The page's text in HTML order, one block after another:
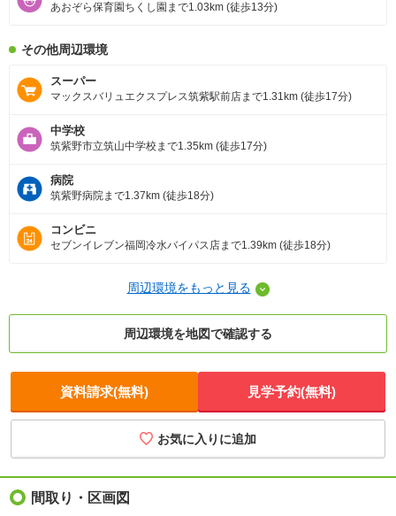
あおぞら保育園ちくし園まで1.03km (徒歩13分)
その他周辺環境
スーパー
マックスバリュエクスプレス筑紫駅前店まで1.31km (徒歩17分)
中学校
筑紫野市立筑山中学校まで1.35km (徒歩17分)
病院
筑紫野病院まで1.37km (徒歩18分)
コンビニ
セブンイレブン福岡冷水バイパス店まで1.39km (徒歩18分)
周辺環境をもっと見る
周辺環境を地図で確認する
資料請求(無料) 見学予約(無料)
お気に入りに追加
間取り・区画図